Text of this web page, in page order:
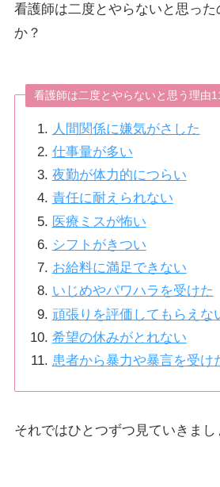
看護師は二度とやらないと思った
か？
看護師は二度とやらないと思う理由
人間関係に嫌気がさした
仕事量が多い
夜勤が体力的につらい
責任に耐えられない
医療ミスが怖い
シフトがきつい
お給料に満足できない
いじめやパワハラを受けた
頑張りを評価してもらえな
希望の休みがとれない
患者から暴力や暴言を受け
それではひとつずつ見ていきまし